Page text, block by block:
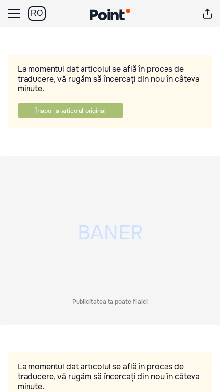
RO
La momentul dat articolul se află în proces de
traducere, vă rugăm să încercați din nou în câteva
minute.
Înapoi la articolul original
Publicitatea ta poate fi aici
La momentul dat articolul se află în proces de
traducere, vă rugăm să încercați din nou în câteva
minute.